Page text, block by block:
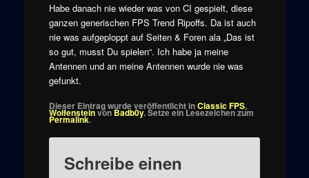
Habe danach nie wieder was von CI gespielt, diese
ganzen generischen FPS Trend Ripoffs. Da ist auch
nie was aufgeploppt auf Seiten & Foren ala „Das ist
so gut, musst Du spielen“. Ich habe ja meine
Antennen und an meine Antennen wurde nie was
gefunkt.
Dieser Eintrag wurde veröffentlicht inClassic FPS,
WolfensteinvonBadb0y. Setze ein Lesezeichen zum
Permalink.
Schreibe einen